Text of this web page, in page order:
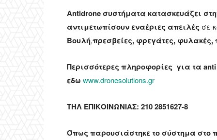
Antidrone συστήματα κατασκευάζει
αντιμετωπίσουν εναέριες απειλές σε
Βουλή,πρεσβείες, φρεγάτες,
Περισσότερες πληροφορίες για τα
εδω www.dronesolutions.gr
ΤΗΛ ΕΠΙΚΟΙΝΩΝΙΑΣ: 210 2851627-8
Όπως παρουσιάστηκε το σύστημα στο